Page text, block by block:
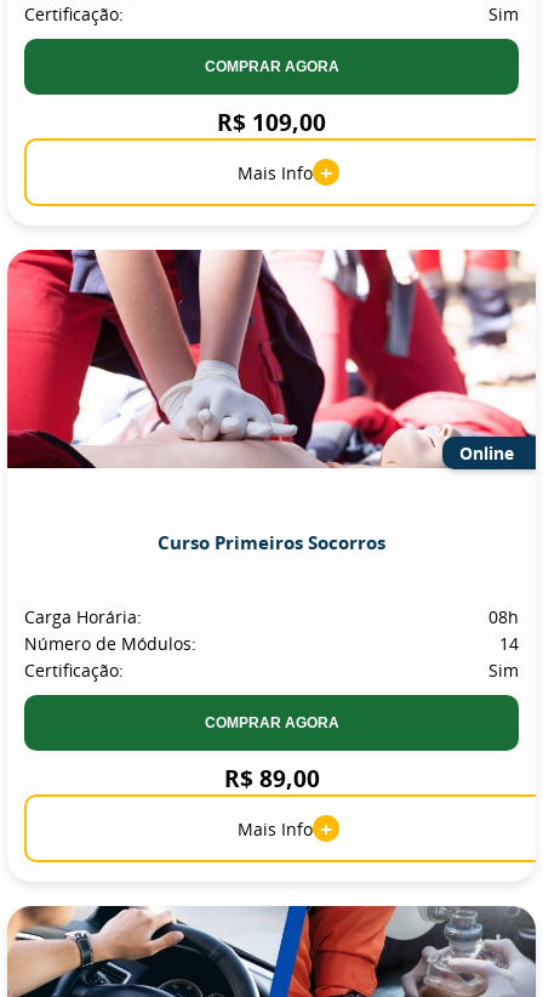
Certificação:
Sim
COMPRAR AGORA
R$ 109,00
Mais Info +
Online
Curso Primeiros Socorros
Carga Horária:
08h
Número de Módulos:
14
Certificação:
Sim
COMPRAR AGORA
R$ 89,00
Mais Info +